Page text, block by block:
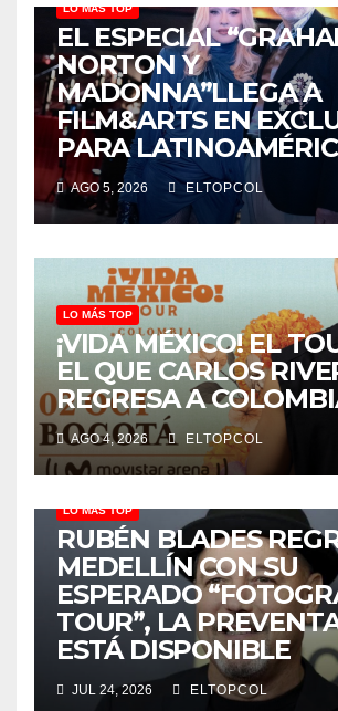
LO MÁS TOP
EL ESPECIAL
NORTON Y
MADONNA”LLEGA A
FILM&ARTS EN
PARA
AGO 5, 2026 ELTOPCOL
LO MÁS TOP
¡VIDA MÉXICO! EL
EL QUE CARLOS
REGRESA A
AGO 4, 2026 ELTOPCOL
LO MÁS TOP
RUBÉN BLADES
MEDELLÍN CON SU
ESPERADO
TOUR”, LA
ESTÁ DISPONIBLE
JUL 24, 2026 ELTOPCOL